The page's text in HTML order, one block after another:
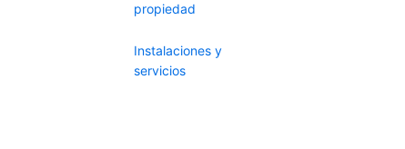
propiedad
Instalaciones y
servicios